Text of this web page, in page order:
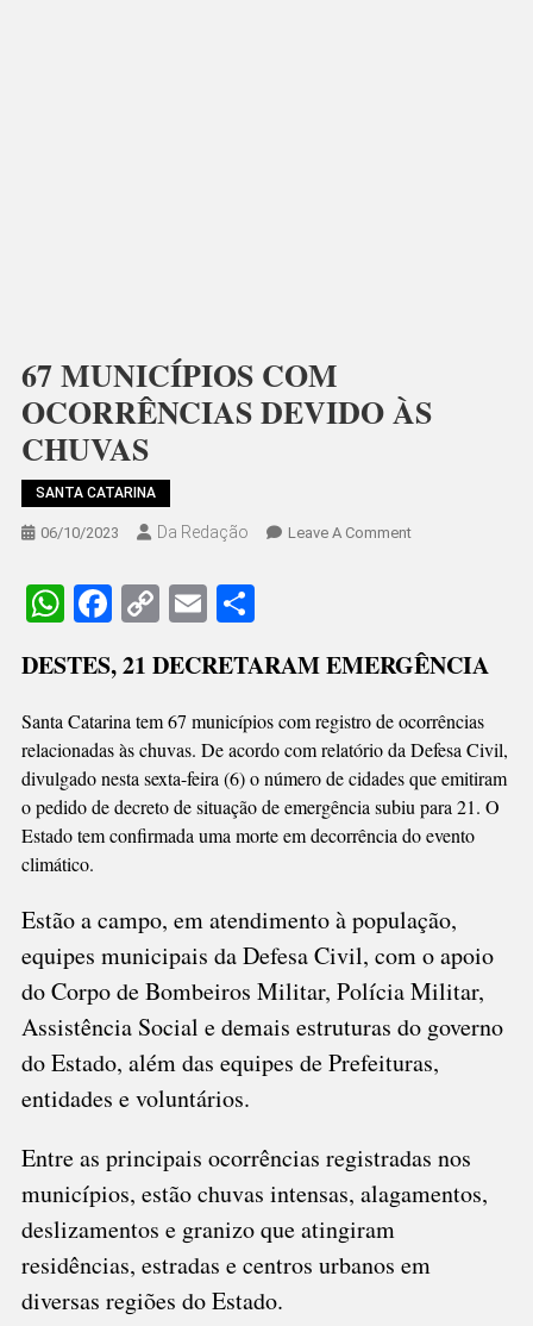
67 MUNICÍPIOS COM
OCORRÊNCIAS DEVIDO ÀS
CHUVAS
SANTA CATARINA
06/10/2023 Da Redação Leave A CommentOn
DEVIDO
CHUVAS
WhatsApp
Facebook
CopyEmailShare
DESTES, 21 DECRETARAM EMERGÊNCIA
Santa Catarina tem 67 municípios com registro de ocorrências
relacionadas às chuvas. De acordo com relatório da Defesa Civil,
divulgado nesta sexta-feira (6) o número de cidades que emitiram
o pedido de decreto de situação de emergência subiu para 21. O
Estado tem confirmada uma morte em decorrência do evento
climático.
Estão a campo, em atendimento à população,
equipes municipais da Defesa Civil, com o apoio
do Corpo de Bombeiros Militar, Polícia Militar,
Assistência Social e demais estruturas do governo
do Estado, além das equipes de Prefeituras,
entidades e voluntários.
Entre as principais ocorrências registradas nos
municípios, estão chuvas intensas, alagamentos,
deslizamentos e granizo que atingiram
residências, estradas e centros urbanos em
diversas regiões do Estado.